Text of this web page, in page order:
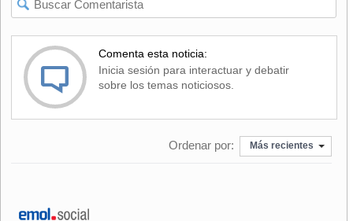
Comenta esta noticia:
Inicia sesión para interactuar y debatir
sobre los temas noticiosos.
Ordenar por: Más recientes